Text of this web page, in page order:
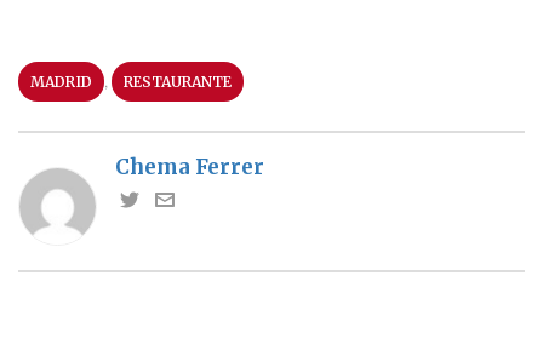
MADRID RESTAURANTE
Chema Ferrer